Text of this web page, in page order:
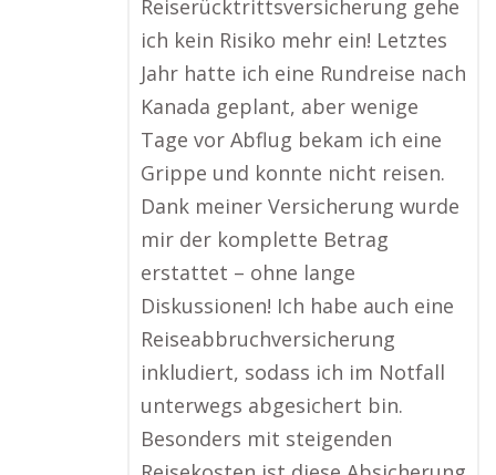
Reiserücktrittsversicherung gehe
ich kein Risiko mehr ein! Letztes
Jahr hatte ich eine Rundreise nach
Kanada geplant, aber wenige
Tage vor Abflug bekam ich eine
Grippe und konnte nicht reisen.
Dank meiner Versicherung wurde
mir der komplette Betrag
erstattet – ohne lange
Diskussionen! Ich habe auch eine
Reiseabbruchversicherung
inkludiert, sodass ich im Notfall
unterwegs abgesichert bin.
Besonders mit steigenden